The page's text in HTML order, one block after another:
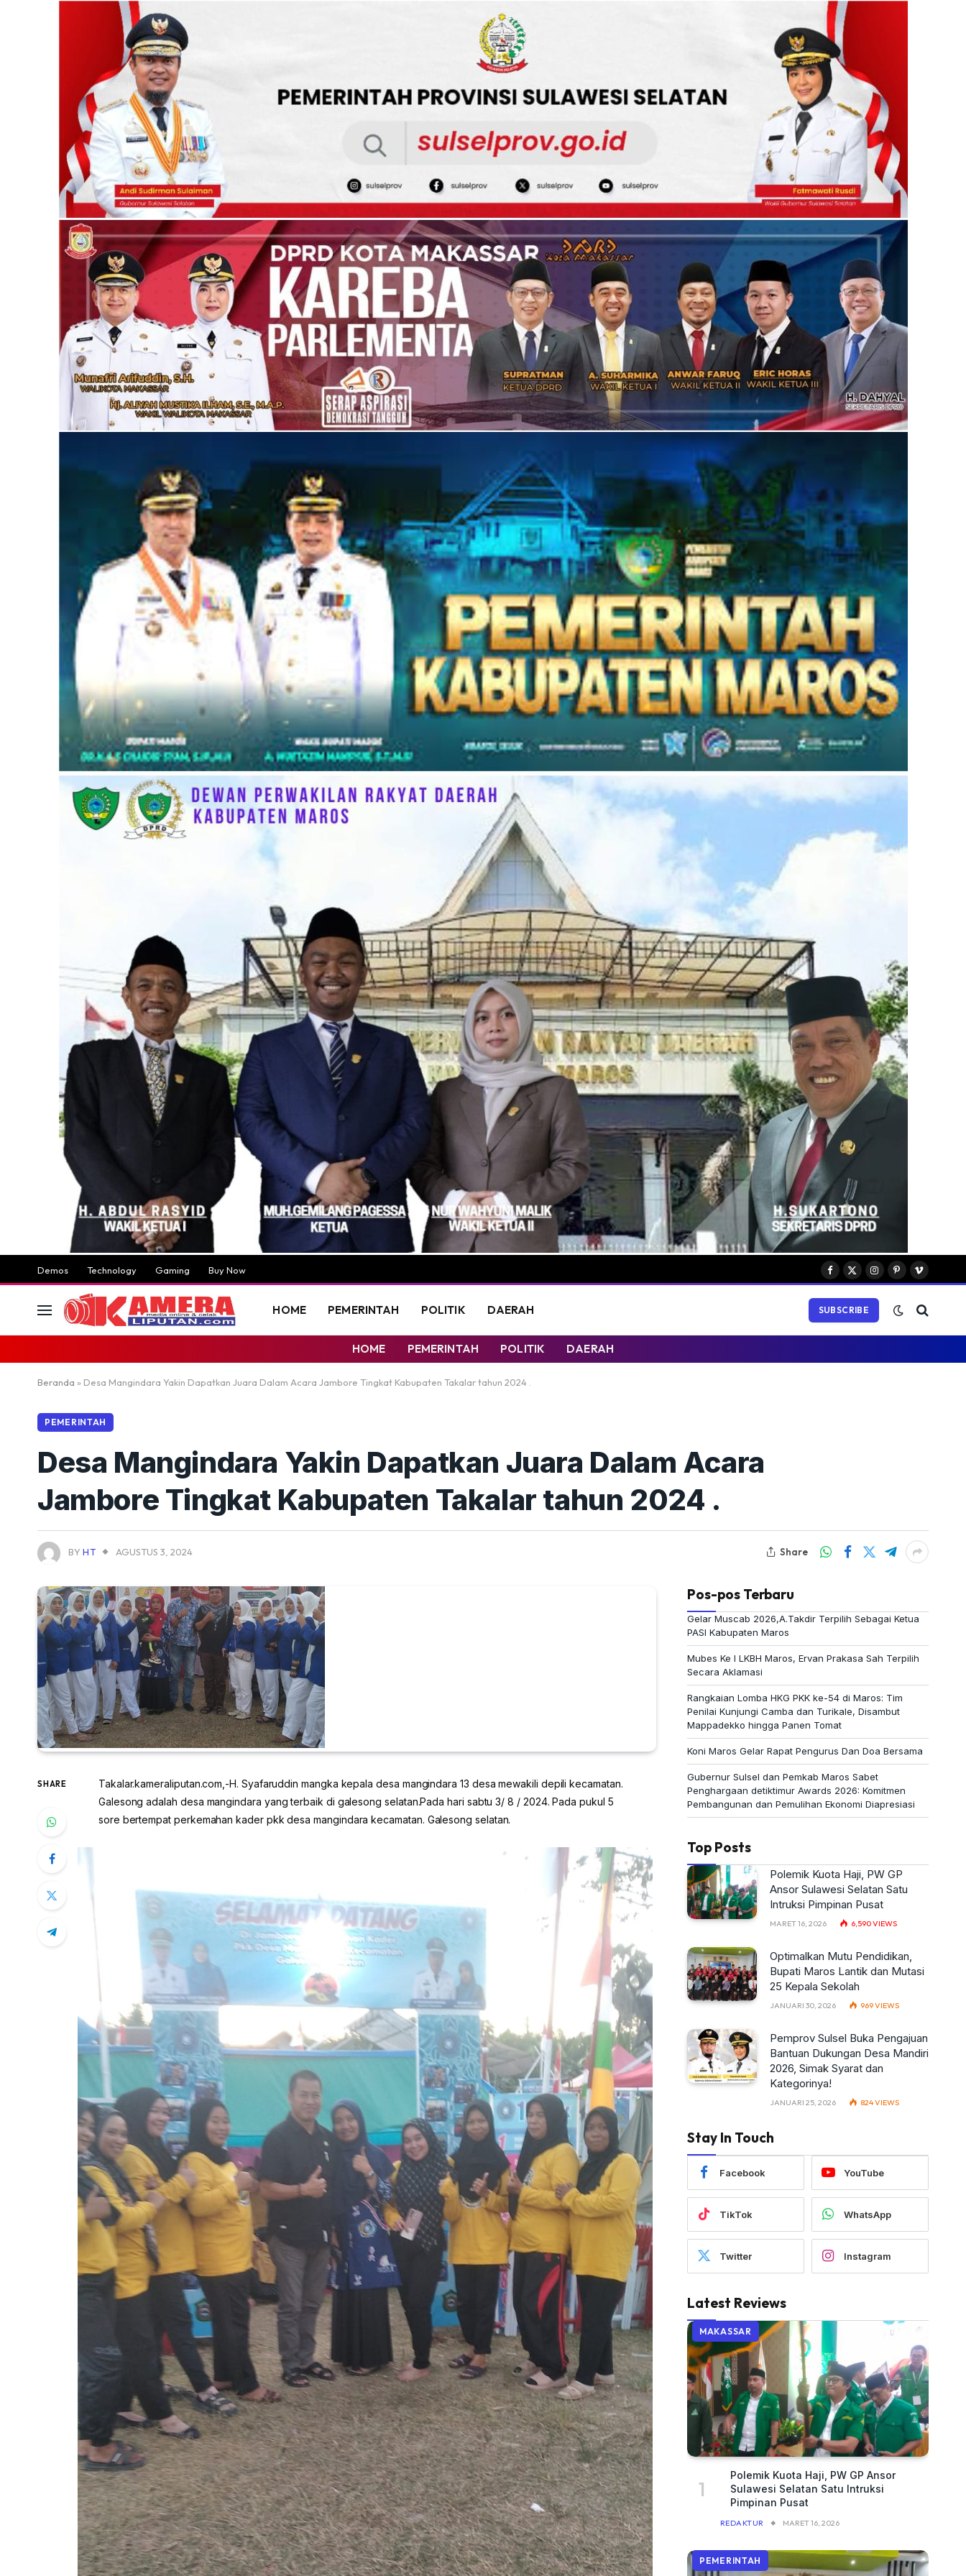
Demos Technology Gaming Buy Now
Facebook
X
Instagram
PinterestVimeo
HOME PEMERINTAH POLITIK DAERAH SUBSCRIBE
HOME PEMERINTAH POLITIK DAERAH
Beranda » Desa Mangindara Yakin Dapatkan Juara Dalam Acara Jambore Tingkat Kabupaten Takalar tahun 2024 .
PEMERINTAH
Desa Mangindara Yakin Dapatkan Juara Dalam Acara
Jambore Tingkat Kabupaten Takalar tahun 2024 .
BY HT AGUSTUS 3, 2024 Share
SHARE
Takalar.kameraliputan.com,-H. Syafaruddin mangka kepala desa mangindara 13 desa mewakili depili kecamatan.
Galesong adalah desa mangindara yang terbaik di galesong selatan.Pada hari sabtu 3/ 8 / 2024. Pada pukul 5
sore bertempat perkemahan kader pkk desa mangindara kecamatan. Galesong selatan.
Pos-pos Terbaru
Gelar Muscab 2026,A.Takdir Terpilih Sebagai Ketua
PASI Kabupaten Maros
Mubes Ke I LKBH Maros, Ervan Prakasa Sah Terpilih
Secara Aklamasi
Rangkaian Lomba HKG PKK ke-54 di Maros: Tim
Penilai Kunjungi Camba dan Turikale, Disambut
Mappadekko hingga Panen Tomat
Koni Maros Gelar Rapat Pengurus Dan Doa Bersama
Gubernur Sulsel dan Pemkab Maros Sabet
Penghargaan detiktimur Awards 2026: Komitmen
Pembangunan dan Pemulihan Ekonomi Diapresiasi
Top Posts
Polemik Kuota Haji, PW GP
Ansor Sulawesi Selatan Satu
Intruksi Pimpinan Pusat
MARET 16, 2026 6,590VIEWS
Optimalkan Mutu Pendidikan,
Bupati Maros Lantik dan Mutasi
25 Kepala Sekolah
JANUARI 30, 2026 969VIEWS
Pemprov Sulsel Buka Pengajuan
Bantuan Dukungan Desa Mandiri
2026, Simak Syarat dan
Kategorinya!
JANUARI 25, 2026 824VIEWS
Stay In Touch
Facebook YouTube
TikTok WhatsApp
Twitter Instagram
Latest Reviews
MAKASSAR
Polemik Kuota Haji, PW GP Ansor
Sulawesi Selatan Satu Intruksi
Pimpinan Pusat
REDAKTUR MARET 16, 2026
PEMERINTAH